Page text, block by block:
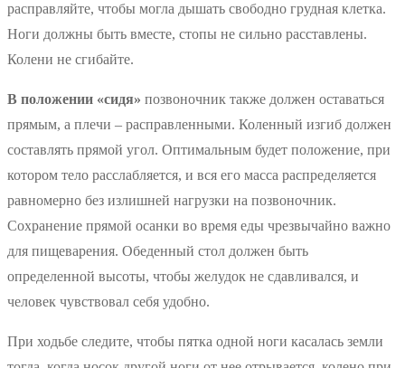
расправляйте, чтобы могла дышать свободно грудная клетка.
Ноги должны быть вместе, стопы не сильно расставлены.
Колени не сгибайте.
В положении «сидя» позвоночник также должен оставаться
прямым, а плечи – расправленными. Коленный изгиб должен
составлять прямой угол. Оптимальным будет положение, при
котором тело расслабляется, и вся его масса распределяется
равномерно без излишней нагрузки на позвоночник.
Сохранение прямой осанки во время еды чрезвычайно важно
для пищеварения. Обеденный стол должен быть
определенной высоты, чтобы желудок не сдавливался, и
человек чувствовал себя удобно.
При ходьбе следите, чтобы пятка одной ноги касалась земли